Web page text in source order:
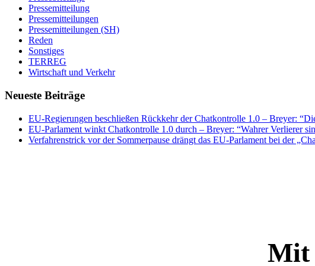
Pressemitteilung
Pressemitteilungen
Pressemitteilungen (SH)
Reden
Sonstiges
TERREG
Wirtschaft und Verkehr
Neueste Beiträge
EU-Regierungen beschließen Rückkehr der Chatkontrolle 1.0 – Breyer:
EU-Parlament winkt Chatkontrolle 1.0 durch – Breyer: “Wahrer Verlierer
Verfahrenstrick vor der Sommerpause drängt das EU-Parlament bei der
Mit